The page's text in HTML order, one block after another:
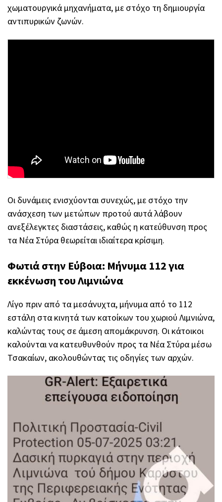
χωματουργικά μηχανήματα, με στόχο τη δημιουργία
αντιπυρικών ζωνών.
Οι δυνάμεις ενισχύονται συνεχώς, με στόχο την
ανάσχεση των μετώπων προτού αυτά λάβουν
ανεξέλεγκτες διαστάσεις, καθώς η κατεύθυνση προς
τα Νέα Στύρα θεωρείται ιδιαίτερα κρίσιμη.
Φωτιά στην Εύβοια: Μήνυμα 112 για
εκκένωση του Λιμνιώνα
Λίγο πριν από τα μεσάνυχτα, μήνυμα από το 112
εστάλη στα κινητά των κατοίκων του χωριού Λιμνιώνα,
καλώντας τους σε άμεση απομάκρυνση. Οι κάτοικοι
καλούνται να κατευθυνθούν προς τα Νέα Στύρα μέσω
Τσακαίων, ακολουθώντας τις οδηγίες των αρχών.